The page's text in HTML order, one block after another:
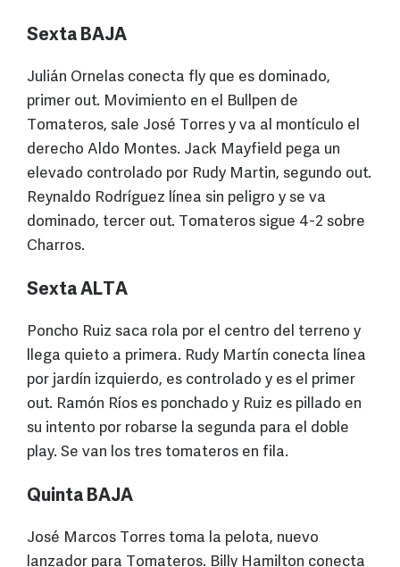
Sexta BAJA
Julián Ornelas conecta fly que es dominado,
primer out. Movimiento en el Bullpen de
Tomateros, sale José Torres y va al montículo el
derecho Aldo Montes. Jack Mayfield pega un
elevado controlado por Rudy Martin, segundo out.
Reynaldo Rodríguez línea sin peligro y se va
dominado, tercer out. Tomateros sigue 4-2 sobre
Charros.
Sexta ALTA
Poncho Ruiz saca rola por el centro del terreno y
llega quieto a primera. Rudy Martín conecta línea
por jardín izquierdo, es controlado y es el primer
out. Ramón Ríos es ponchado y Ruiz es pillado en
su intento por robarse la segunda para el doble
play. Se van los tres tomateros en fila.
Quinta BAJA
José Marcos Torres toma la pelota, nuevo
lanzador para Tomateros. Billy Hamilton conecta